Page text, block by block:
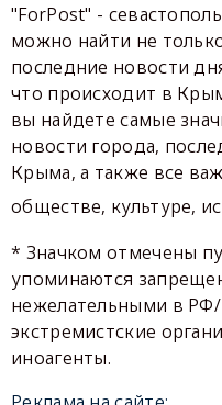
"ForPost" -
можно найти не
последние новости
что происходит в
вы найдете самые
новости города,
Крыма, а также все
обществе, культуре,
* Значком отмечены
упоминаются
нежелательными в
экстремистские
иноагенты.